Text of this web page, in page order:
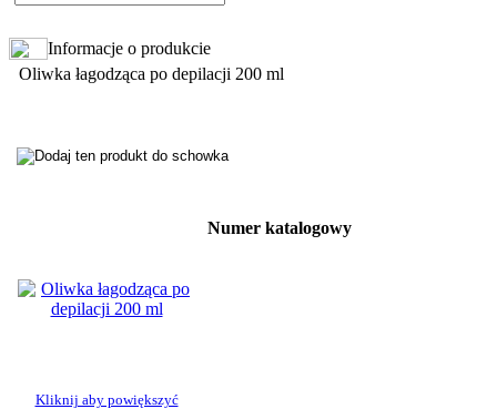
Informacje o produkcie
Oliwka łagodząca po depilacji 200 ml
Kliknij aby powiększyć
Numer katalogowy